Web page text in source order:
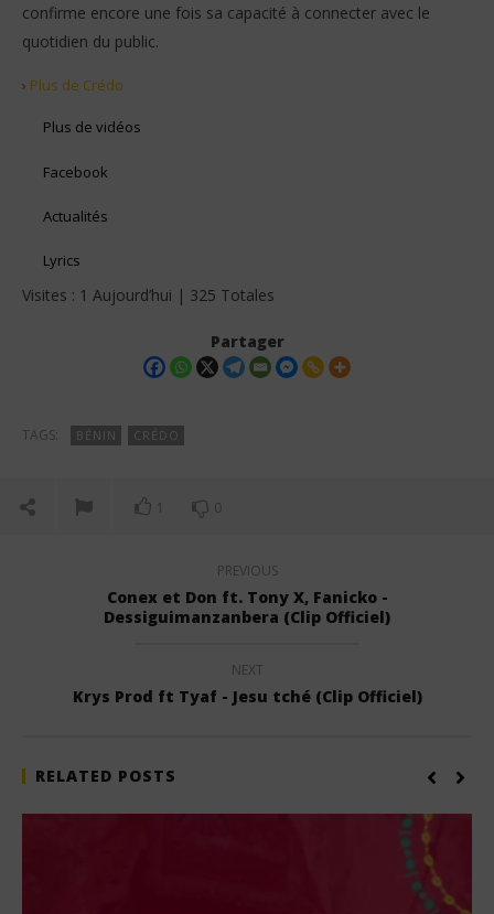
confirme encore une fois sa capacité à connecter avec le
quotidien du public.
› Plus de Crédo
Plus de vidéos
Facebook
Actualités
Lyrics
Visites : 1 Aujourd’hui | 325 Totales
Partager
TAGS: BÉNIN CRÉDO
1 0
PREVIOUS
Conex et Don ft. Tony X, Fanicko -
Dessiguimanzanbera (Clip Officiel)
NEXT
Krys Prod ft Tyaf - Jesu tché (Clip Officiel)
RELATED POSTS